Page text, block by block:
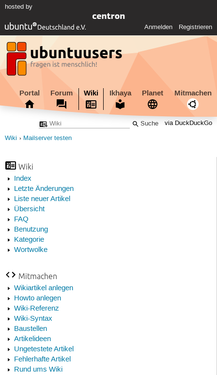
hosted by
Anmelden Registrieren
Portal Forum Wiki Ikhaya Planet Mitmachen
via DuckDuckGo
Wiki Mailserver testen
Wiki
Index
Letzte Änderungen
Liste neuer Artikel
Übersicht
FAQ
Benutzung
Kategorie
Wortwolke
Mitmachen
Wikiartikel anlegen
Howto anlegen
Wiki-Referenz
Wiki-Syntax
Baustellen
Artikelideen
Ungetestete Artikel
Fehlerhafte Artikel
Rund ums Wiki